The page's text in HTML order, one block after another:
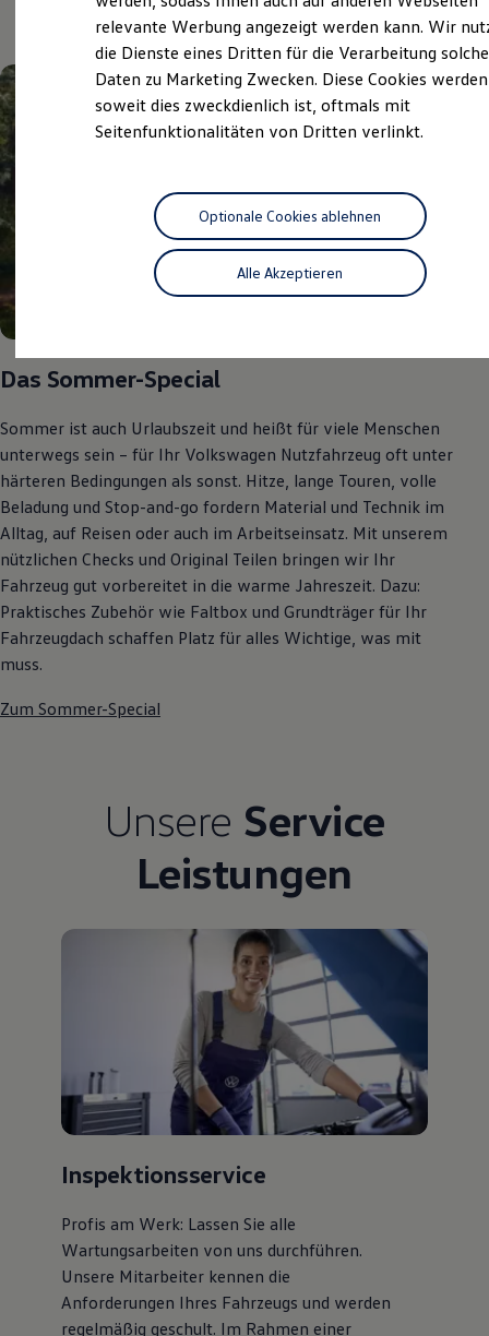
Original Zubehör und Lifestyle Produkte
myVolkswagen Business
Elektrisch & Autonom
Elektro - & Hybridfahrzeuge
Klimafreundlicher Strom
Ladezeitensimulator
Ladelösungen für Privatkunden
Ladelösungen für Gewerbekunden
Wallbox und Ladekabel
Bidirektionales Laden
Förderung & Kosten der Elektrofahrzeuge
Kostensimulator
Autonomes Fahren
Mehr zum ID. Buzz
California Welt
California Club
California Magazin & Ratgeber
Vanlife
Ratgeber
Routen & Reisen
California Reisen & Erlebnisse
California App
California Lifestyle & Zubehör
Übernachten im California
Marke
Unternehmen
Karriere im Autohaus
Events
Rückblick VW Bus Festival 2023
Bulli Magazin
Fahrzeugabholung ab Werk
und Angebote
Das Sommer-Special
Sommer ist auch Urlaubszeit und heißt für viele Menschen
unterwegs sein – für Ihr Volkswagen Nutzfahrzeug oft unter
härteren Bedingungen als sonst. Hitze, lange Touren, volle
Beladung und Stop-and-go fordern Material und Technik im
Alltag, auf Reisen oder auch im Arbeitseinsatz. Mit unserem
nützlichen Checks und Original Teilen bringen wir Ihr
Fahrzeug gut vorbereitet in die warme Jahreszeit. Dazu:
Praktisches Zubehör wie Faltbox und Grundträger für Ihr
Fahrzeugdach schaffen Platz für alles Wichtige, was mit
muss.
Zum Sommer-Special
Unsere Service
Leistungen
Inspektionsservice
Profis am Werk: Lassen Sie alle
Wartungsarbeiten von uns durchführen.
Unsere Mitarbeiter kennen die
Anforderungen Ihres Fahrzeugs und werden
regelmäßig geschult. Im Rahmen einer
relevante Werbung angezeigt werden kann. Wir
die Dienste eines Dritten für die Verarbeitung
Daten zu Marketing Zwecken. Diese Cookies
soweit dies zweckdienlich ist, oftmals mit
Seitenfunktionalitäten von Dritten verlinkt.
Alle Akzeptieren
Optionale Cookies ablehnen